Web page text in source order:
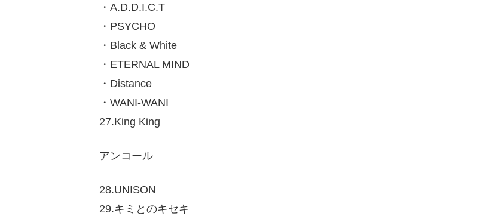
・A.D.D.I.C.T
・PSYCHO
・Black & White
・ETERNAL MIND
・Distance
・WANI-WANI
27.King King
アンコール
28.UNISON
29.キミとのキセキ